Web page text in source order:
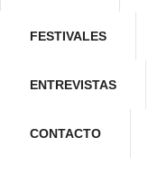
FESTIVALES
ENTREVISTAS
CONTACTO